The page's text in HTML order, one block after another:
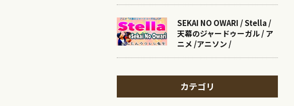
SEKAI NO OWARI / Stella /
天幕のジャードゥーガル / ア
ニメ /アニソン /
カテゴリ